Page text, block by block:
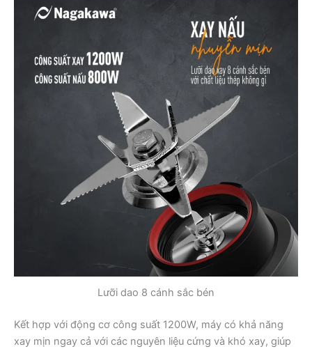
Lưỡi dao 8 cánh sắc bén
Kết hợp với động cơ công suất 1200W, máy có khả năng
xay mịn ngay cả với các nguyên liệu cứng và khó xay, giúp